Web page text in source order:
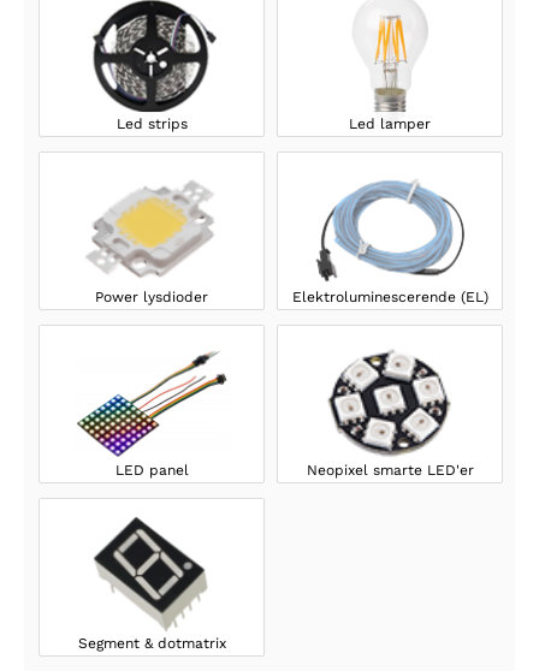
Led strips Led lamper
Power lysdioder Elektroluminescerende (EL)
LED panel Neopixel smarte LED'er
Segment & dotmatrix